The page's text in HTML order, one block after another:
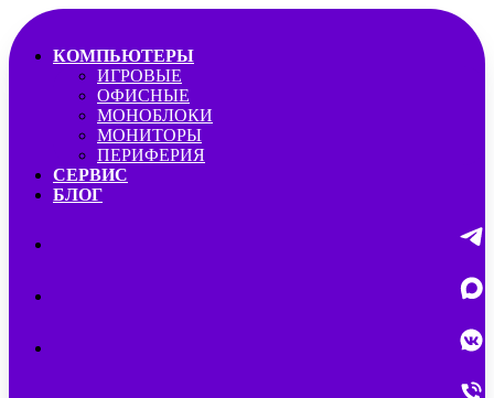
КОМПЬЮТЕРЫ
ИГРОВЫЕ
ОФИСНЫЕ
МОНОБЛОКИ
МОНИТОРЫ
ПЕРИФЕРИЯ
СЕРВИС
БЛОГ